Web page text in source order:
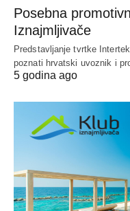
Posebna
Iznajmljivače
Predstavljanje tvrtke
poznati hrvatski uvoznik i
5 godina ago